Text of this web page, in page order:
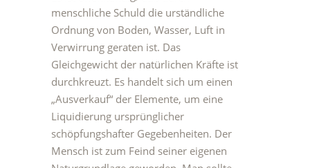
menschliche Schuld die urständliche
Ordnung von Boden, Wasser, Luft in
Verwirrung geraten ist. Das
Gleichgewicht der natürlichen Kräfte ist
durchkreuzt. Es handelt sich um einen
„Ausverkauf“ der Elemente, um eine
Liquidierung ursprünglicher
schöpfungshafter Gegebenheiten. Der
Mensch ist zum Feind seiner eigenen